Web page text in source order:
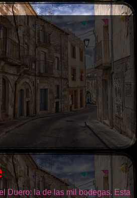
Duero: la de las mil bodegas. Esta